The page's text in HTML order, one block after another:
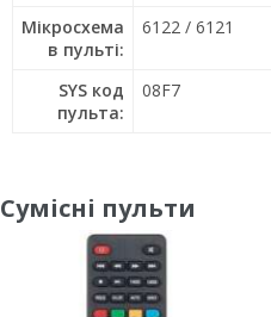
Мікросхема
в пульті:
6122 / 6121
SYS код
пульта:
08F7
Сумісні пульти